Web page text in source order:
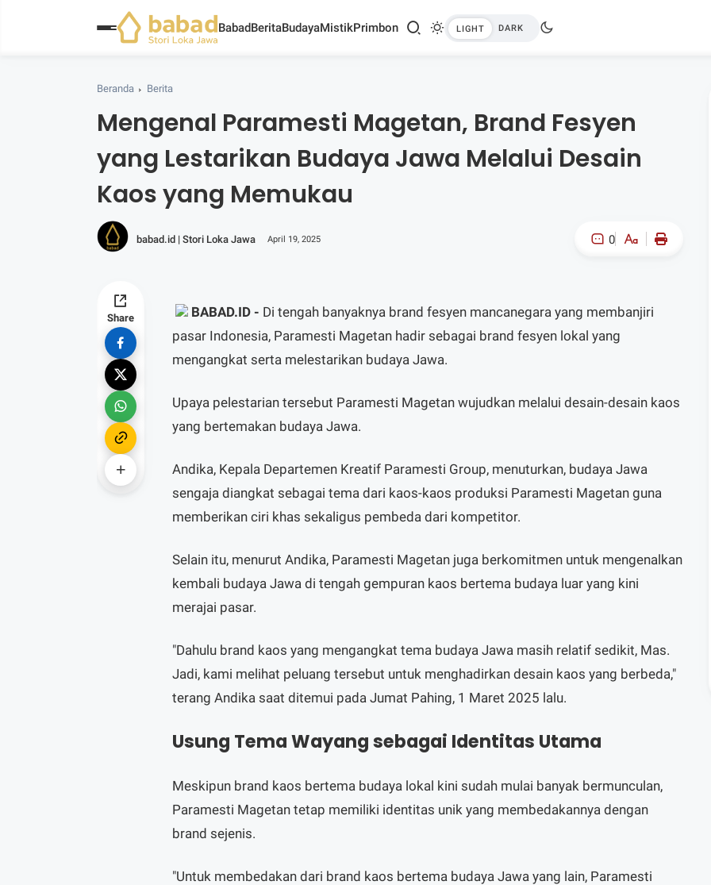
BabadBeritaBudayaMistikPrimbon
Beranda Berita
Mengenal Paramesti Magetan, Brand Fesyen
yang Lestarikan Budaya Jawa Melalui Desain
Kaos yang Memukau
babad.id | Stori Loka Jawa April 19, 2025 0
A+
Share BABAD.ID - Di tengah banyaknya brand fesyen mancanegara yang membanjiri
pasar Indonesia, Paramesti Magetan hadir sebagai brand fesyen lokal yang
mengangkat serta melestarikan budaya Jawa.
Upaya pelestarian tersebut Paramesti Magetan wujudkan melalui desain-desain kaos
yang bertemakan budaya Jawa.
Andika, Kepala Departemen Kreatif Paramesti Group, menuturkan, budaya Jawa
sengaja diangkat sebagai tema dari kaos-kaos produksi Paramesti Magetan guna
memberikan ciri khas sekaligus pembeda dari kompetitor.
Selain itu, menurut Andika, Paramesti Magetan juga berkomitmen untuk mengenalkan
kembali budaya Jawa di tengah gempuran kaos bertema budaya luar yang kini
merajai pasar.
"Dahulu brand kaos yang mengangkat tema budaya Jawa masih relatif sedikit, Mas.
Jadi, kami melihat peluang tersebut untuk menghadirkan desain kaos yang berbeda,"
terang Andika saat ditemui pada Jumat Pahing, 1 Maret 2025 lalu.
Usung Tema Wayang sebagai Identitas Utama
Meskipun brand kaos bertema budaya lokal kini sudah mulai banyak bermunculan,
Paramesti Magetan tetap memiliki identitas unik yang membedakannya dengan
brand sejenis.
"Untuk membedakan dari brand kaos bertema budaya Jawa yang lain, Paramesti